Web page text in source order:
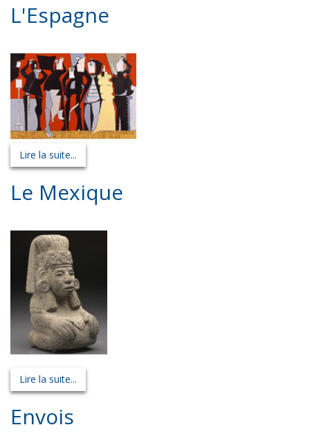
L'Espagne
Lire la suite...
Le Mexique
Lire la suite...
Envois